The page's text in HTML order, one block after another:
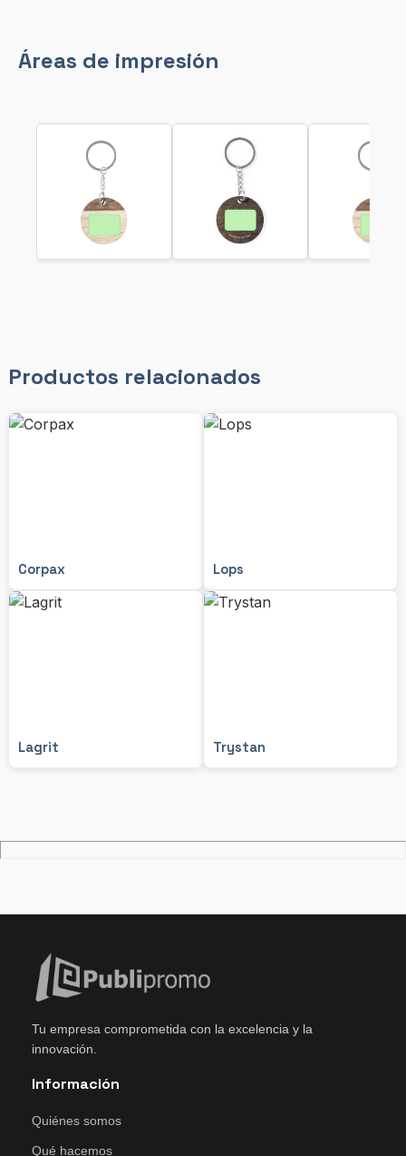
Áreas de impresión
Productos relacionados
Corpax Lops
Lagrit Trystan
Tu empresa comprometida con la excelencia y la
innovación.
Información
Quiénes somos
Qué hacemos